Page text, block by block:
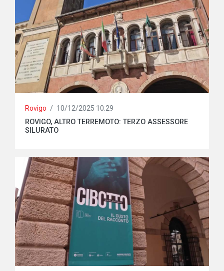
Rovigo / 10/12/2025 10:29
ROVIGO, ALTRO TERREMOTO: TERZO ASSESSORE
SILURATO